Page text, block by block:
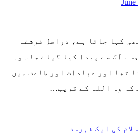
June
کہا جاتا ہے، دراصل فرشتہ
آگ سے پیدا کیا گیا تھا۔ وہ
تھا اور عبادات اور طاعت میں
کہ وہ اللہ کے قریب…